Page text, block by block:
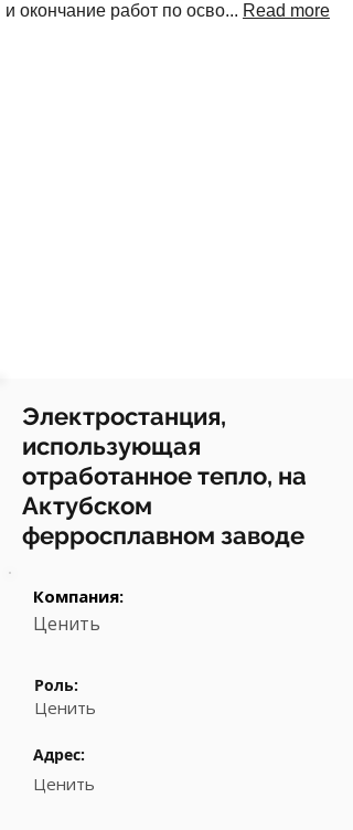
и окончание работ по осво... Read more
Электростанция,
использующая
отработанное тепло, на
Актубском
ферросплавном заводе
Компания:
Ценить
Роль:
Ценить
Адрес:
Ценить